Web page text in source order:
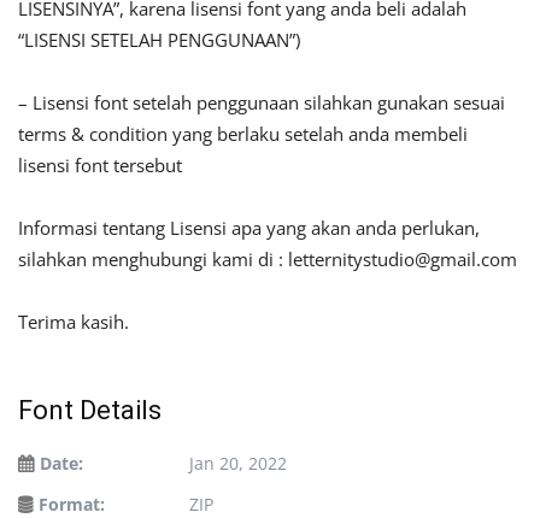
LISENSINYA”, karena lisensi font yang anda beli adalah
“LISENSI SETELAH PENGGUNAAN”)
– Lisensi font setelah penggunaan silahkan gunakan sesuai
terms & condition yang berlaku setelah anda membeli
lisensi font tersebut
Informasi tentang Lisensi apa yang akan anda perlukan,
silahkan menghubungi kami di : letternitystudio@gmail.com
Terima kasih.
Font Details
Date:
Jan 20, 2022
Format:
ZIP